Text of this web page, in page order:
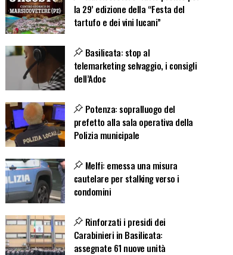
la 29’ edizione della “Festa del
tartufo e dei vini lucani”
Basilicata: stop al
telemarketing selvaggio, i consigli
dell’Adoc
Potenza: sopralluogo del
prefetto alla sala operativa della
Polizia municipale
Melfi: emessa una misura
cautelare per stalking verso i
condomini
Rinforzati i presidi dei
Carabinieri in Basilicata:
assegnate 61 nuove unità